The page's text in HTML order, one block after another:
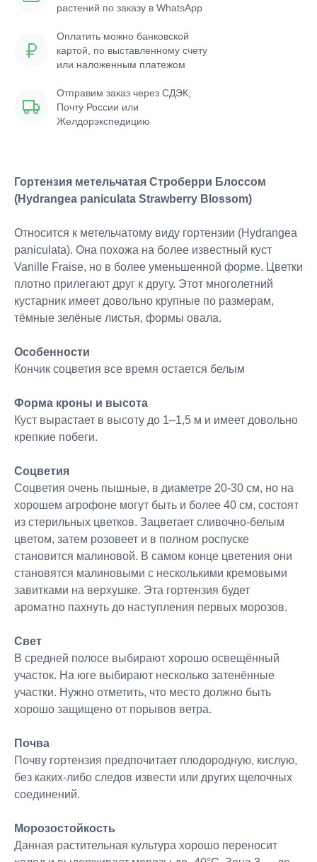
растений по заказу в WhatsApp
Отправим заказ через СДЭК,
Почту России или
Желдорэкспедицию
Оплатить можно банковской
картой, по выставленному счету
или наложенным платежом
Гортензия метельчатая Строберри Блоссом
(Hydrangea paniculata Strawberry Blossom)
Относится к метельчатому виду гортензии (Hydrangea
paniculata). Она похожа на более известный куст
Vanille Fraise, но в более уменьшенной форме. Цветки
плотно прилегают друг к другу. Этот многолетний
кустарник имеет довольно крупные по размерам,
тёмные зелёные листья, формы овала.
Особенности
Кончик соцветия все время остается белым
Форма кроны и высота
Куст вырастает в высоту до 1–1,5 м и имеет довольно
крепкие побеги.
Соцветия
Соцветия очень пышные, в диаметре 20-30 см, но на
хорошем агрофоне могут быть и более 40 см, состоят
из стерильных цветков. Зацветает сливочно-белым
цветом, затем розовеет и в полном роспуске
становится малиновой. В самом конце цветения они
становятся малиновыми с несколькими кремовыми
завитками на верхушке. Эта гортензия будет
ароматно пахнуть до наступления первых морозов.
Свет
В средней полосе выбирают хорошо освещённый
участок. На юге выбирают несколько затенённые
участки. Нужно отметить, что место должно быть
хорошо защищено от порывов ветра.
Почва
Почву гортензия предпочитает плодородную, кислую,
без каких-либо следов извести или других щелочных
соединений.
Морозостойкость
Данная растительная культура хорошо переносит